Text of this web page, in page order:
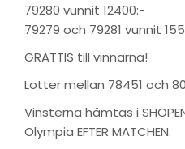
79280 vunnit 12400:-
79279 och 79281 vunnit
GRATTIS till vinnarna!
Lotter mellan 78451 och
Vinsterna hämtas i
Olympia EFTER MATCHEN.